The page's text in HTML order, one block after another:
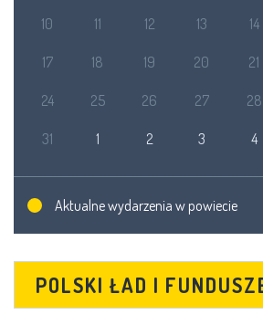
10 11 12 13 14
17 18 19 20 21
24 25 26 27 28
31 1 2 3 4
Aktualne wydarzenia w powiecie
POLSKI ŁAD I